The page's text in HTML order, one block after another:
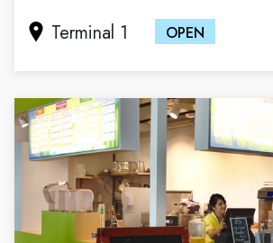
Terminal 1 OPEN